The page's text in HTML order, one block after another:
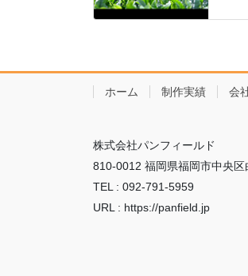
ホーム 制作実績 会
株式会社パンフィールド
810-0012 福岡県福岡市中央
TEL : 092-791-5959
URL : https://panfield.jp